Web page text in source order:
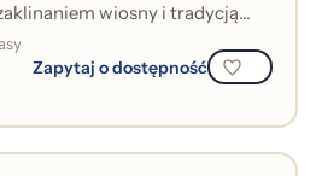
wiosny i tradycją
jaj.&nbsp;
Zapytaj o dostępność